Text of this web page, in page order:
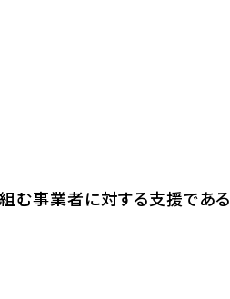
む事業者に対する支援である